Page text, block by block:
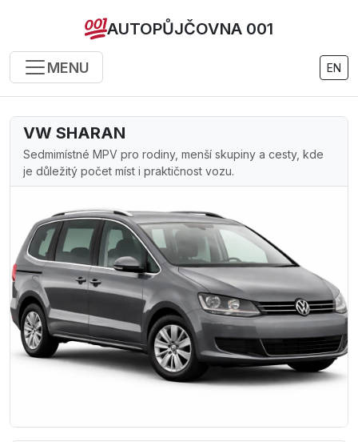
AUTOPŮJČOVNA 001
MENU EN
VW SHARAN
Sedmimístné MPV pro rodiny, menší skupiny a cesty, kde
je důležitý počet míst i praktičnost vozu.